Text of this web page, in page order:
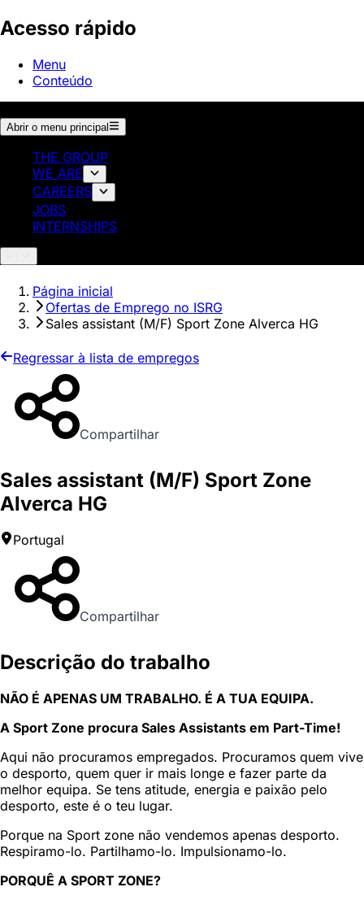
Acesso rápido
Menu
Conteúdo
Abrir o menu principal
THE GROUP
WE ARE
CAREERS
JOBS
INTERNSHIPS
Página inicial
Ofertas de Emprego no ISRG
Sales assistant (M/F) Sport Zone Alverca HG
Regressar à lista de empregos
Compartilhar
Sales assistant (M/F) Sport Zone
Alverca HG
Portugal
Compartilhar
Descrição do trabalho
NÃO É APENAS UM TRABALHO. É A TUA EQUIPA.
A Sport Zone procura Sales Assistants em Part-Time!
Aqui não procuramos empregados. Procuramos quem vive
o desporto, quem quer ir mais longe e fazer parte da
melhor equipa. Se tens atitude, energia e paixão pelo
desporto, este é o teu lugar.
Porque na Sport zone não vendemos apenas desporto.
Respiramo-lo. Partilhamo-lo. Impulsionamo-lo.
PORQUÊ A SPORT ZONE?